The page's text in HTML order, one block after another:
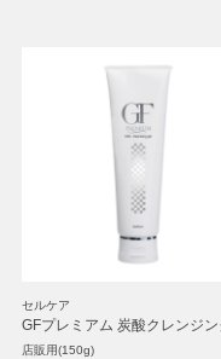
セルケア
GFプレミアム 炭酸クレンジ
店販用(150g)